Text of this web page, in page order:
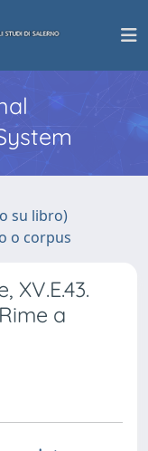
su libro)
o corpus
XV.E.43.
a